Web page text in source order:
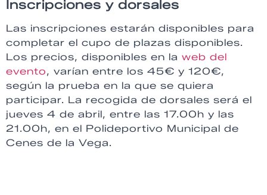
Inscripciones y dorsales
Las inscripciones estarán disponibles para
completar el cupo de plazas disponibles.
Los precios, disponibles en la web del
evento, varían entre los 45€ y 120€,
según la prueba en la que se quiera
participar. La recogida de dorsales será el
jueves 4 de abril, entre las 17.00h y las
21.00h, en el Polideportivo Municipal de
Cenes de la Vega.